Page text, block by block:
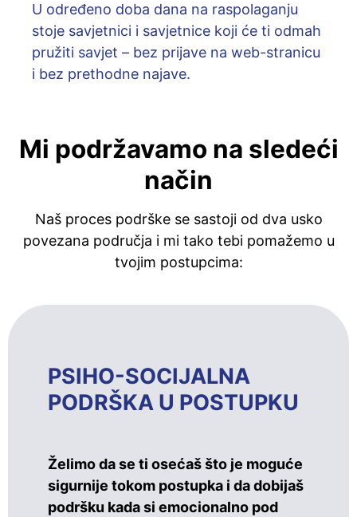
U određeno doba dana na raspolaganju
stoje savjetnici i savjetnice koji će ti odmah
pružiti savjet – bez prijave na web-stranicu
i bez prethodne najave.
Mi podržavamo na sledeći
način
Naš proces podrške se sastoji od dva usko
povezana područja i mi tako tebi pomažemo u
tvojim postupcima:
PSIHO-SOCIJALNA
PODRŠKA U POSTUPKU
Želimo da se ti osećaš što je moguće
sigurnije tokom postupka i da dobijaš
podršku kada si emocionalno pod